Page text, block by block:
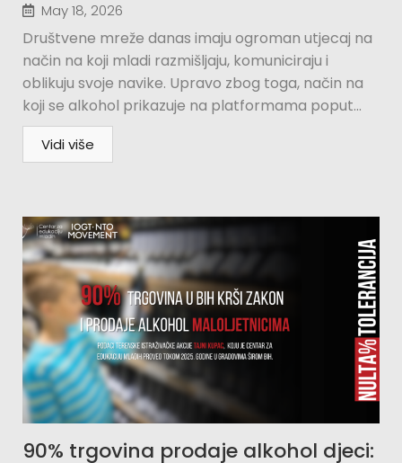
May 18, 2026
Društvene mreže danas imaju ogroman utjecaj na
način na koji mladi razmišljaju, komuniciraju i
oblikuju svoje navike. Upravo zbog toga, način na
koji se alkohol prikazuje na platformama poput...
Vidi više
90% trgovina prodaje alkohol djeci: